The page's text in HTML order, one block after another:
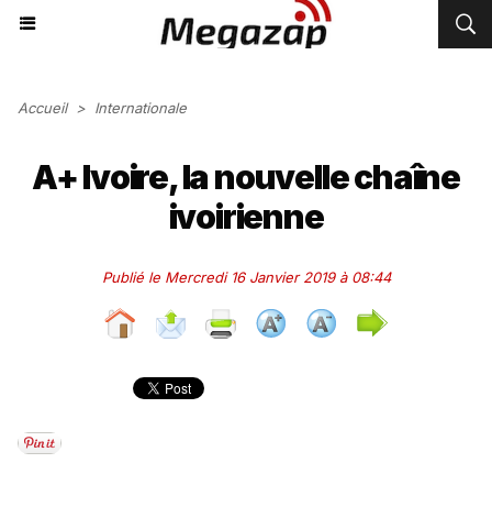
Accueil > Internationale
A+ Ivoire, la nouvelle chaîne
ivoirienne
Publié le Mercredi 16 Janvier 2019 à 08:44